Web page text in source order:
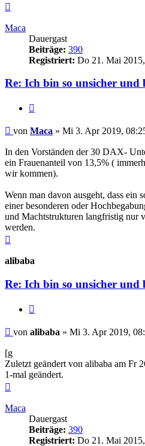
Maca
Dauergast
Beiträge: 390
Registriert: Do 21. Mai
Re: Ich bin so unsicher und
Beitrag
von Maca » Mi 3. Apr 2019,
In den Vorständen der 30 DAX-
ein Frauenanteil von 13,5% (
wir kommen).
Wenn man davon ausgeht, dass ein
einer besonderen oder
und Machtstrukturen langfristig nur
werden.
alibaba
Re: Ich bin so unsicher und
Beitrag
von alibaba » Mi 3. Apr 2019,
[g
Zuletzt geändert von alibaba am Fr
1-mal geändert.
Maca
Dauergast
Beiträge: 390
Registriert: Do 21. Mai